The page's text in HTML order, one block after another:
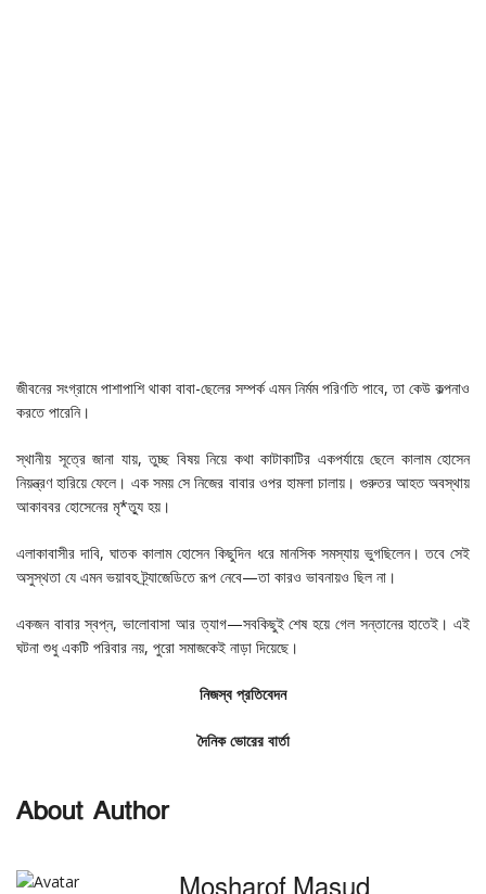
জীবনের সংগ্রামে পাশাপাশি থাকা বাবা-ছেলের সম্পর্ক এমন নির্মম পরিণতি পাবে, তা কেউ কল্পনাও
করতে পারেনি।
স্থানীয় সূত্রে জানা যায়, তুচ্ছ বিষয় নিয়ে কথা কাটাকাটির একপর্যায়ে ছেলে কালাম হোসেন
নিয়ন্ত্রণ হারিয়ে ফেলে। এক সময় সে নিজের বাবার ওপর হামলা চালায়। গুরুতর আহত অবস্থায়
আকাববর হোসেনের মৃ*ত্যু হয়।
এলাকাবাসীর দাবি, ঘাতক কালাম হোসেন কিছুদিন ধরে মানসিক সমস্যায় ভুগছিলেন। তবে সেই
অসুস্থতা যে এমন ভয়াবহ ট্র্যাজেডিতে রূপ নেবে—তা কারও ভাবনায়ও ছিল না।
একজন বাবার স্বপ্ন, ভালোবাসা আর ত্যাগ—সবকিছুই শেষ হয়ে গেল সন্তানের হাতেই। এই
ঘটনা শুধু একটি পরিবার নয়, পুরো সমাজকেই নাড়া দিয়েছে।
নিজস্ব প্রতিবেদন
দৈনিক ভোরের বার্তা
About Author